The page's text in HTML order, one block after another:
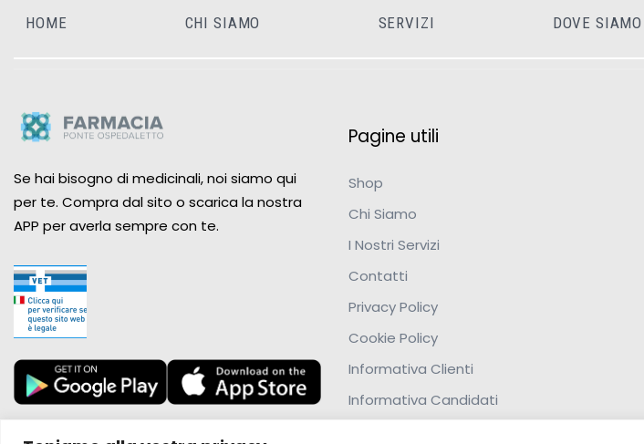
HOME CHI SIAMO SERVIZI DOVE SIAMO
Se hai bisogno di medicinali, noi siamo qui
per te. Compra dal sito o scarica la nostra
APP per averla sempre con te.
Pagine utili
Shop
Chi Siamo
I Nostri Servizi
Contatti
Privacy Policy
Cookie Policy
Informativa Clienti
Informativa Candidati